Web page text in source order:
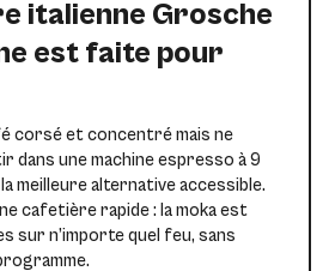
italienne Grosche
est faite pour
corsé et concentré mais ne
dans une machine espresso à 9
meilleure alternative accessible.
cafetière rapide : la moka est
sur n’importe quel feu, sans